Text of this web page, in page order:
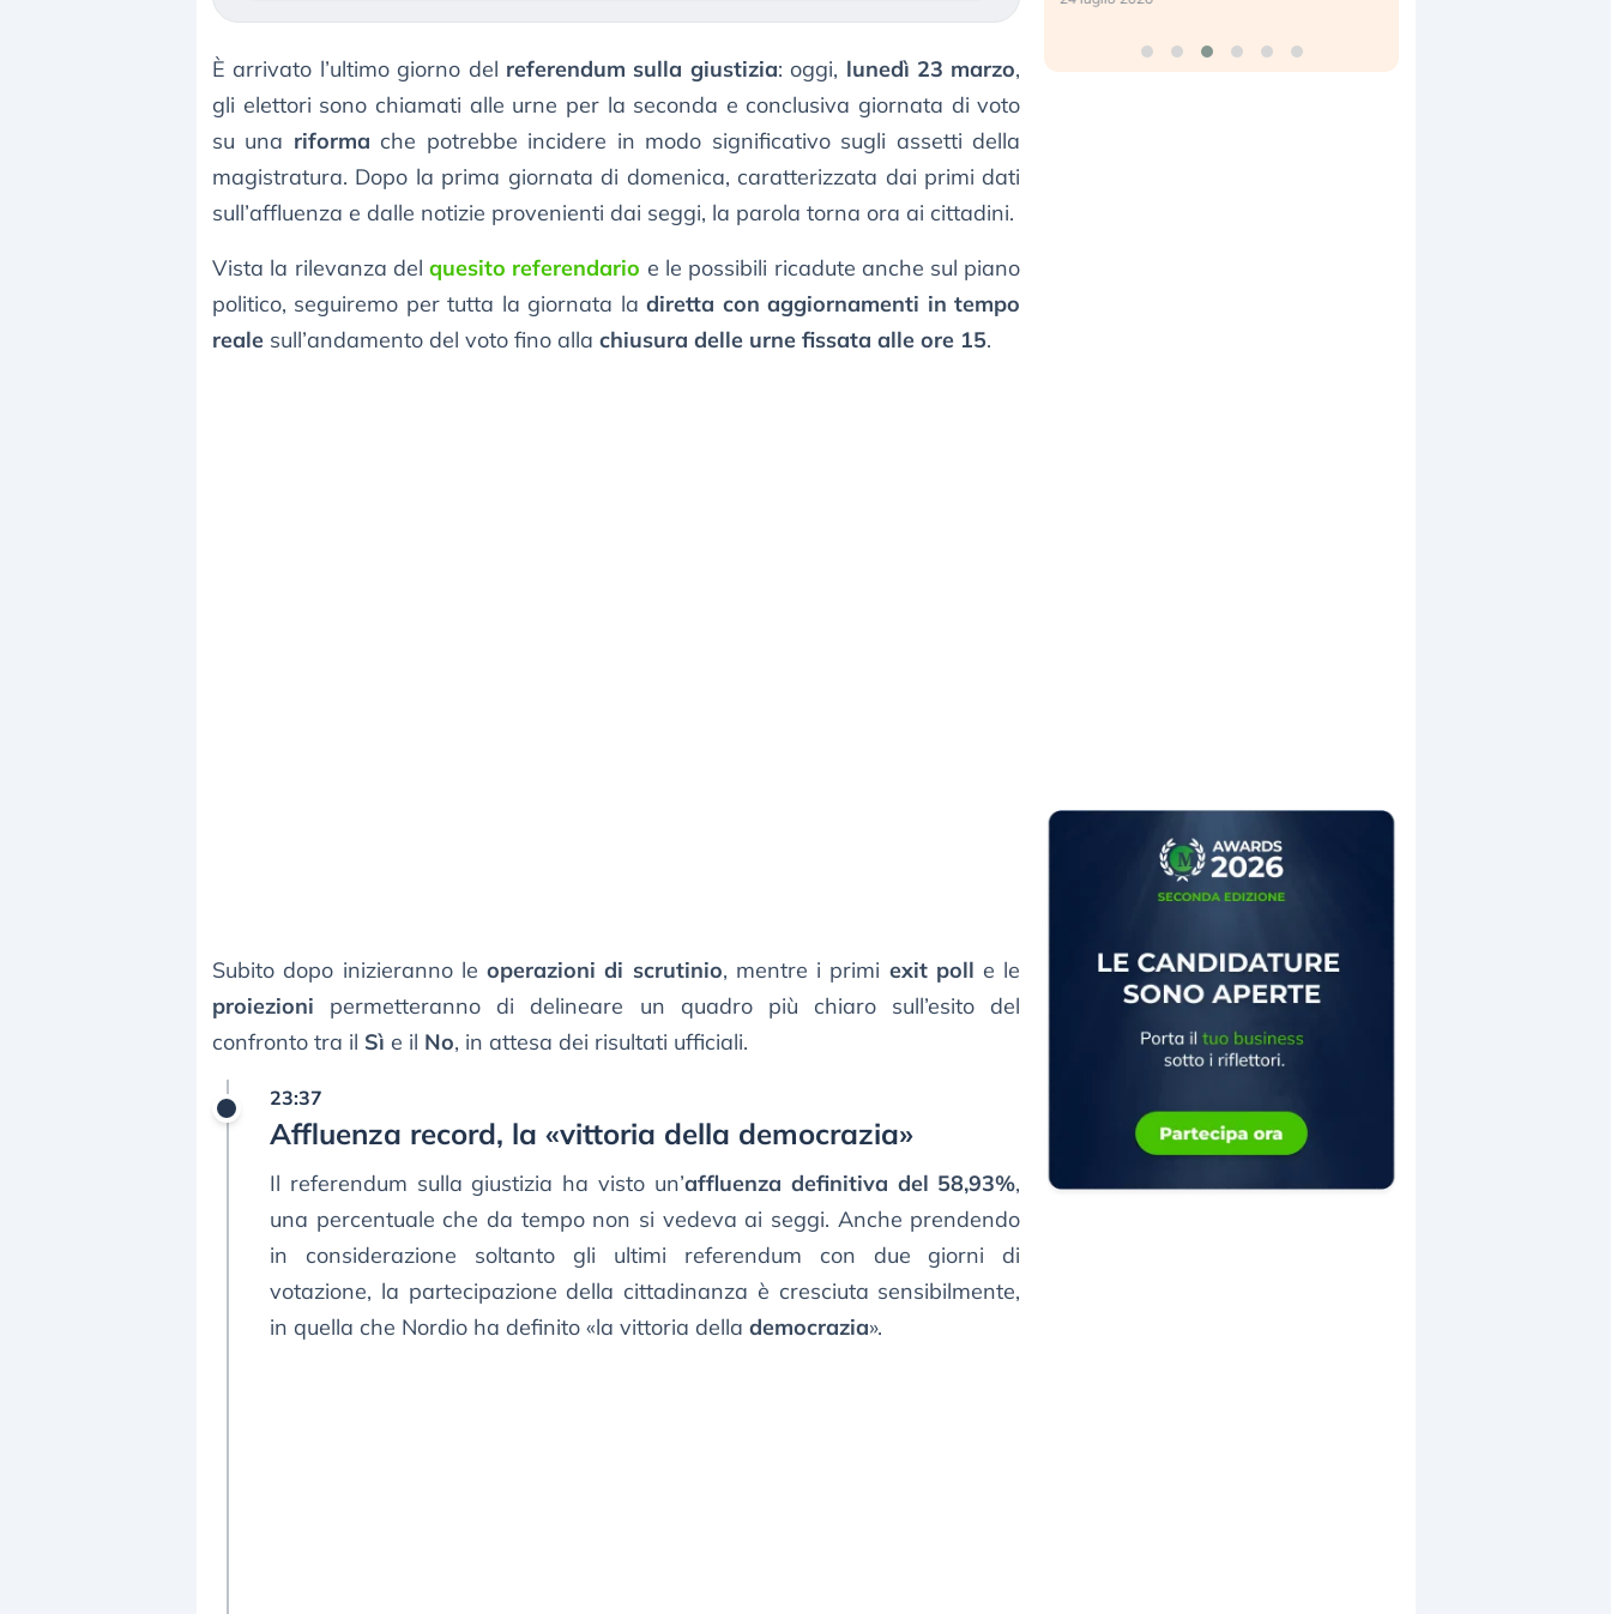
È arrivato l’ultimo giorno del referendum sulla giustizia: oggi, lunedì 23 marzo,
gli elettori sono chiamati alle urne per la seconda e conclusiva giornata di voto
su una riforma che potrebbe incidere in modo significativo sugli assetti della
magistratura. Dopo la prima giornata di domenica, caratterizzata dai primi dati
sull’affluenza e dalle notizie provenienti dai seggi, la parola torna ora ai cittadini.
Vista la rilevanza delquesito referendario e le possibili ricadute anche sul piano
politico, seguiremo per tutta la giornata ladiretta con aggiornamenti in tempo
reale sull’andamento del voto fino alla chiusura delle urne fissata alle ore 15.
Subito dopo inizieranno leoperazioni di scrutinio, mentre i primi exit poll e le
proiezioni permetteranno di delineare un quadro più chiaro sull’esito del
confronto tra il Sì e il No, in attesa dei risultati ufficiali.
23:37
Affluenza record, la «vittoria della democrazia»
Il referendum sulla giustizia ha visto un’affluenza definitiva del 58,93%,
una percentuale che da tempo non si vedeva ai seggi. Anche prendendo
in considerazione soltanto gli ultimi referendum con due giorni di
votazione, la partecipazione della cittadinanza è cresciuta sensibilmente,
in quella che Nordio ha definito «la vittoria della democrazia».